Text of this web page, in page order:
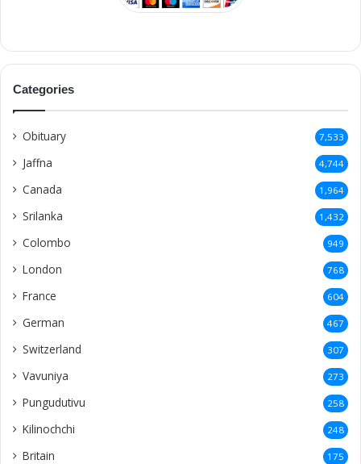
Categories
Obituary 7,533
Jaffna 4,744
Canada 1,964
Srilanka 1,432
Colombo 949
London 768
France 604
German 467
Switzerland 307
Vavuniya 273
Pungudutivu 258
Kilinochchi 248
Britain 175